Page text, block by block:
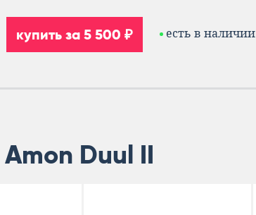
купить за 5 500 ₽ есть в наличии
Duul II